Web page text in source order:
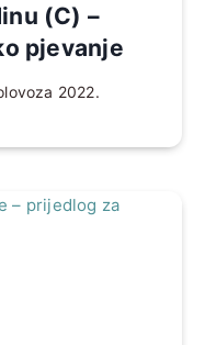
(C) –
pjevanje
2022.